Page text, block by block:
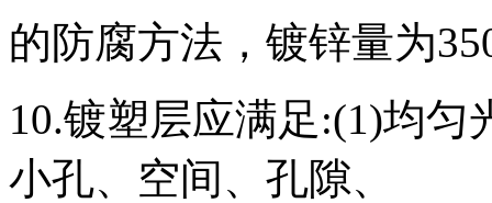
的防腐方法，镀锌量为
10.镀塑层应满足:(1)均
小孔、空间、孔隙、